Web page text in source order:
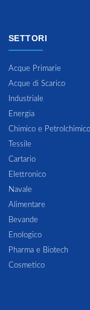
SETTORI
Acque Primarie
Acque di Scarico
Industriale
Energia
Chimico e Petrolchimico
Tessile
Cartario
Elettronico
Navale
Alimentare
Bevande
Enologico
Pharma e Biotech
Cosmetico